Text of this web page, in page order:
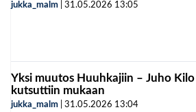
jukka_malm 31.05.2026 13:05
Yksi muutos Huuhkajiin – Juho Kilo
kutsuttiin mukaan
jukka_malm 31.05.2026 13:04